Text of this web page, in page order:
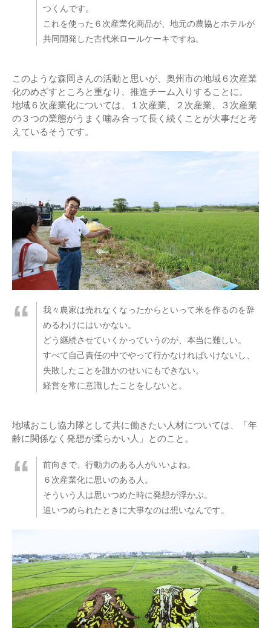
つくんです。
これを使った６次産業化商品が、地元の農協とホテルが
共同開発した古代米ロールケーキですね。
このような森岡さんの活動と思いが、奥州市の地域６次産業
化のめざすところと重なり、推進チーム入りすることに。
地域６次産業化については、１次産業、２次産業、３次産業
の３つの業態がうまく噛み合って長く続くことが大事だと考
えているそうです。
我々農家は売れなくなったからといって米を作るのを辞
めるわけにはいかない。
どう継続させていくかっていうのが、本当に難しい。
すべて自己責任の中でやって行かなければいけないし、
失敗したことを誰かのせいにもできない。
経営を常に意識したことをしないと。
地域おこし協力隊として共に働きたい人材については、「年
齢に関係なく発想が柔らかい人」とのこと。
前向きで、行動力のある人がいいよね。
６次産業化に思いのある人。
そういう人は思いつめた時に発想が浮かぶ。
追いつめられたときに大事なのは想いなんです。